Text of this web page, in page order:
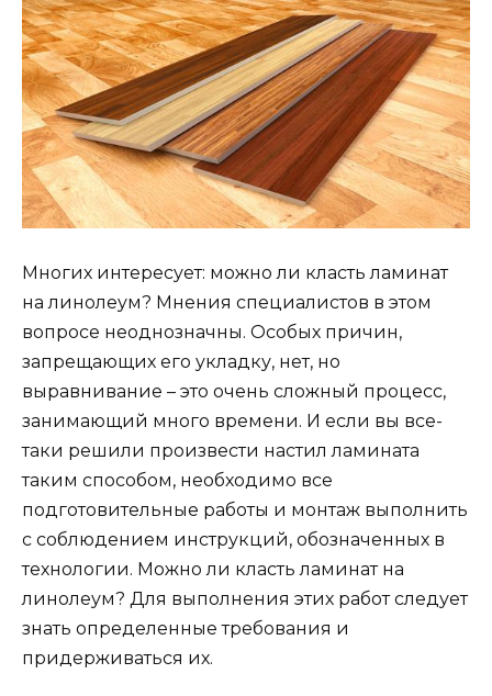
Многих интересует: можно ли класть ламинат
на линолеум? Мнения специалистов в этом
вопросе неоднозначны. Особых причин,
запрещающих его укладку, нет, но
выравнивание – это очень сложный процесс,
занимающий много времени. И если вы все-
таки решили произвести настил ламината
таким способом, необходимо все
подготовительные работы и монтаж выполнить
с соблюдением инструкций, обозначенных в
технологии. Можно ли класть ламинат на
линолеум? Для выполнения этих работ следует
знать определенные требования и
придерживаться их.